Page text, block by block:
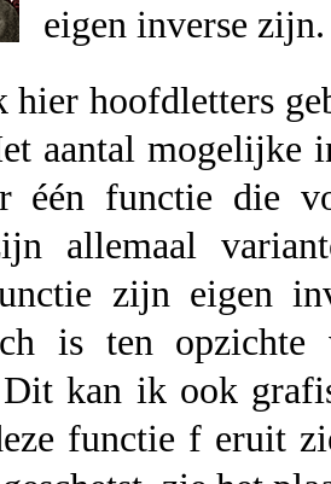
eigen inverse zijn.
hier hoofdletters
aantal mogelijke
één functie die
allemaal
zijn eigen
is ten
kan ik ook
functie f eruit